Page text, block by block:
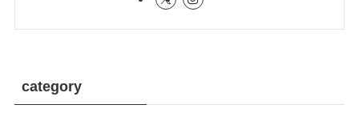
category